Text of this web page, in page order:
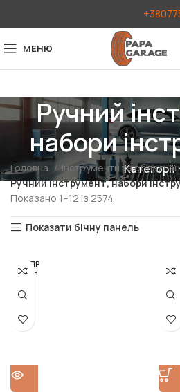
МЕНЮ
Ручний
набори
Категорії
Головна
Інструменти та
Ручний інструмент, набори
Показано 1–12 із 2574
Показати бічну панель
РОЗПР
ОДАН